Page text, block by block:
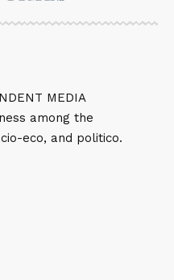
MEDIA
among the
eco, and politico.